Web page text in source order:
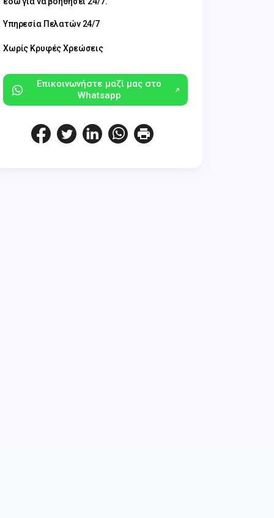
Υπηρεσία Πελατών 24/7
Χωρίς Κρυφές Χρεώσεις
Επικοινωνήστε μαζί μας στο
Whatsapp